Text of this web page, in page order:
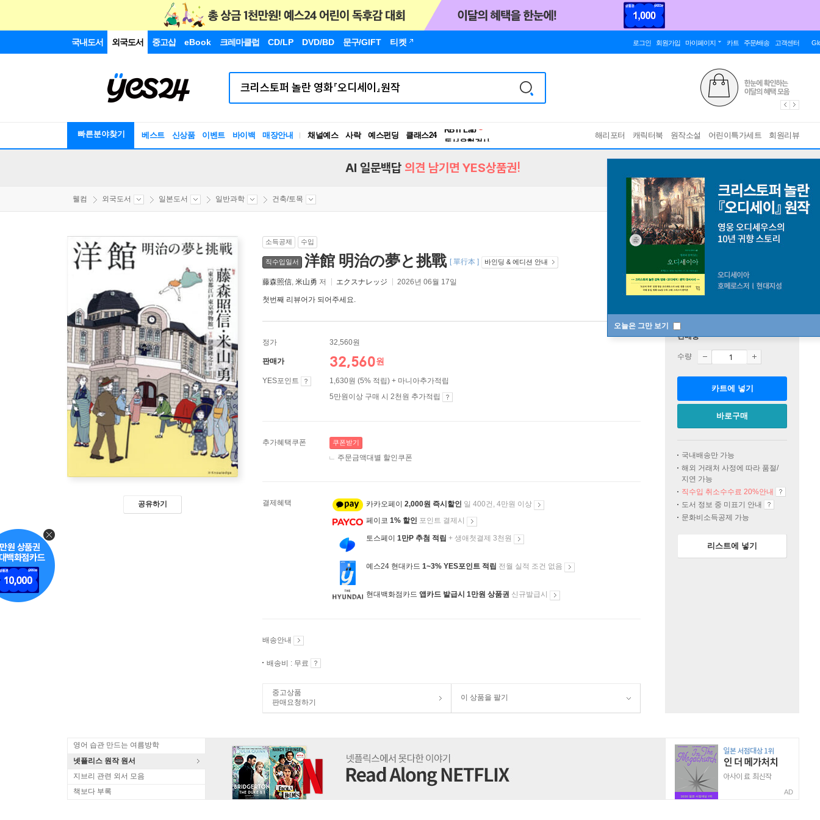
국내도서 외국도서 중고샵 eBook 크레마클럽 CD/LP DVD/BD 문구/GIFT 티켓 로그인 회원가입 마이페이지 카트 주문/배송 고객센터
빠른분야찾기 베스트 신상품 이벤트 바이백 매장안내 채널예스 사락 예스펀딩 클래스24
독서유형검사
해리포터 캐릭터북 원작소설 어린이특가세트 회원리뷰
오늘은 그만 보기
AI 일문백답 의견 남기면 YES상품권!
웰컴 외국도서 일본도서 일반과학 건축/토목
공유하기
소득공제 수입
직수입일서 洋館 明治の夢と挑戰 [ 單行本 ] 바인딩 & 에디션 안내
藤森照信, 米山勇 저 エクスナレッジ 2026년 06월 17일
첫번째 리뷰어가 되어주세요.
정가 32,560원
판매가 32,560원
YES포인트
1,630원 (5% 적립) + 마니아추가적립
5만원이상 구매 시 2천원 추가적립
추가혜택쿠폰 쿠폰받기
주문금액대별 할인쿠폰
결제혜택 카카오페이 2,000원 즉시할인 일 400건, 4만원 이상
페이코 1% 할인 포인트 결제시
토스페이 1만P 추첨 적립 + 생애첫결제 3천원
예스24 현대카드 1~3% YES포인트 적립 전월 실적 조건 없음
현대백화점카드 앱카드 발급시 1만원 상품권 신규발급시
배송안내
배송비 : 무료
중고상품
판매요청하기
이 상품을 팔기
판매중
수량
카트에 넣기
바로구매
국내배송만 가능
해외 거래처 사정에 따라 품절/
지연 가능
직수입 취소수수료 20%안내
도서 정보 중 미표기 안내
문화비소득공제 가능
리스트에 넣기
영어 습관 만드는 여름방학
넷플리스 원작 원서
지브리 관련 외서 모음
책보다 부록
AD